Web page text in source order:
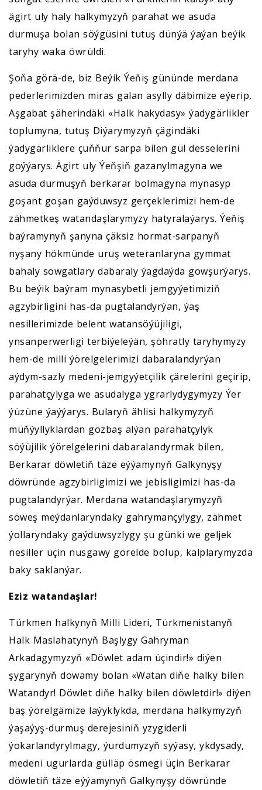
ägirt uly haly halkymyzyň parahat we asuda
durmuşa bolan söýgüsini tutuş dünýä ýaýan beýik
taryhy waka öwrüldi.
Şoňa görä-de, biz Beýik Ýeňiş gününde merdana
pederlerimizden miras galan asylly däbimize eýerip,
Aşgabat şäherindäki «Halk hakydasy» ýadygärlikler
toplumyna, tutuş Diýarymyzyň çägindäki
ýadygärliklere çuňňur sarpa bilen gül desselerini
goýýarys. Ägirt uly Ýeňşiň gazanylmagyna we
asuda durmuşyň berkarar bolmagyna mynasyp
goşant goşan gaýduwsyz gerçeklerimizi hem-de
zähmetkeş watandaşlarymyzy hatyralaýarys. Ýeňiş
baýramynyň şanyna çäksiz hormat-sarpanyň
nyşany hökmünde uruş weteranlaryna gymmat
bahaly sowgatlary dabaraly ýagdaýda gowşurýarys.
Bu beýik baýram mynasybetli jemgyýetimiziň
agzybirligini has-da pugtalandyrýan, ýaş
nesillerimizde belent watansöýüjiligi,
ynsanperwerligi terbiýeleýän, şöhratly taryhymyzy
hem-de milli ýörelgelerimizi dabaralandyrýan
aýdym-sazly medeni-jemgyýetçilik çärelerini geçirip,
parahatçylyga we asudalyga ygrarlydygymyzy Ýer
ýüzüne ýaýýarys. Bularyň ählisi halkymyzyň
müňýyllyklardan gözbaş alýan parahatçylyk
söýüjilik ýörelgelerini dabaralandyrmak bilen,
Berkarar döwletiň täze eýýamynyň Galkynyşy
döwründe agzybirligimizi we jebisligimizi has-da
pugtalandyrýar. Merdana watandaşlarymyzyň
söweş meýdanlaryndaky gahrymançylygy, zähmet
ýollaryndaky gaýduwsyzlygy şu günki we geljek
nesiller üçin nusgawy görelde bolup, kalplarymyzda
baky saklanýar.
Eziz watandaşlar!
Türkmen halkynyň Milli Lideri, Türkmenistanyň
Halk Maslahatynyň Başlygy Gahryman
Arkadagymyzyň «Döwlet adam üçindir!» diýen
şygarynyň dowamy bolan «Watan diňe halky bilen
Watandyr! Döwlet diňe halky bilen döwletdir!» diýen
baş ýörelgämize laýyklykda, merdana halkymyzyň
ýaşaýyş-durmuş derejesiniň yzygiderli
ýokarlandyrylmagy, ýurdumyzyň syýasy, ykdysady,
medeni ugurlarda gülläp ösmegi üçin Berkarar
döwletiň täze eýýamynyň Galkynyşy döwründe